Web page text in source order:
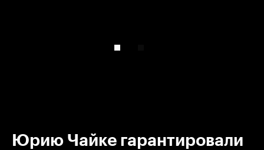
Юрию Чайке гарантировали